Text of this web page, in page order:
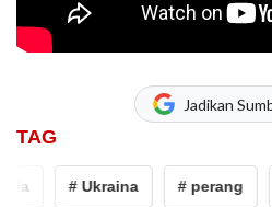
Jadikan
TAG
# Ukraina # perang